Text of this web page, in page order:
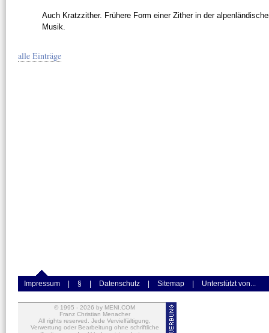
Auch Kratzzither. Frühere Form einer Zither in der
Musik.
alle Einträge
Impressum § Datenschutz Sitemap Unterstützt von...
© 1995 - 2026 by MENI.COM
Franz Christian Menacher
All rights reserved. Jede Vervielfältigung,
Verwertung oder Bearbeitung ohne schriftliche